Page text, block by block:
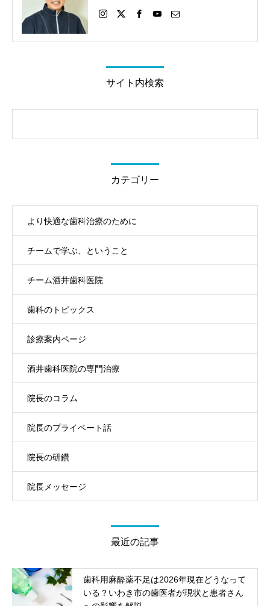
サイト内検索
カテゴリー
より快適な歯科治療のために
チームで学ぶ、ということ
チーム酒井歯科医院
歯科のトピックス
診療案内ページ
酒井歯科医院の専門治療
院長のコラム
院長のプライベート話
院長の研鑽
院長メッセージ
最近の記事
歯科用麻酔薬不足は2026年現在どうなって
いる？いわき市の歯医者が現状と患者さん